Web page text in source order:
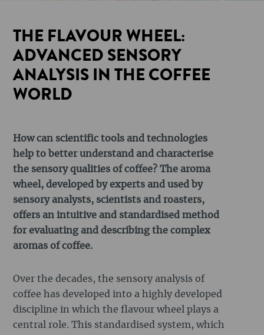
THE FLAVOUR WHEEL:
ADVANCED SENSORY
ANALYSIS IN THE COFFEE
WORLD
How can scientific tools and technologies
help to better understand and characterise
the sensory qualities of coffee? The aroma
wheel, developed by experts and used by
sensory analysts, scientists and roasters,
offers an intuitive and standardised method
for evaluating and describing the complex
aromas of coffee.
Over the decades, the sensory analysis of
coffee has developed into a highly developed
discipline in which the flavour wheel plays a
central role. This standardised system, which